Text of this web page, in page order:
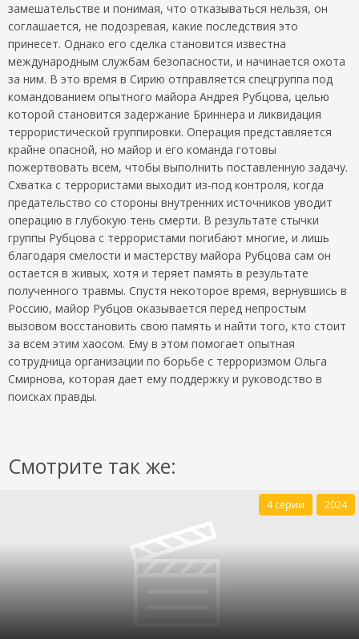
замешательстве и понимая, что отказываться нельзя, он
соглашается, не подозревая, какие последствия это
принесет. Однако его сделка становится известна
международным службам безопасности, и начинается охота
за ним. В это время в Сирию отправляется спецгруппа под
командованием опытного майора Андрея Рубцова, целью
которой становится задержание Бриннера и ликвидация
террористической группировки. Операция представляется
крайне опасной, но майор и его команда готовы
пожертвовать всем, чтобы выполнить поставленную задачу.
Схватка с террористами выходит из-под контроля, когда
предательство со стороны внутренних источников уводит
операцию в глубокую тень смерти. В результате стычки
группы Рубцова с террористами погибают многие, и лишь
благодаря смелости и мастерству майора Рубцова сам он
остается в живых, хотя и теряет память в результате
полученного травмы. Спустя некоторое время, вернувшись в
Россию, майор Рубцов оказывается перед непростым
вызовом восстановить свою память и найти того, кто стоит
за всем этим хаосом. Ему в этом помогает опытная
сотрудница организации по борьбе с терроризмом Ольга
Смирнова, которая дает ему поддержку и руководство в
поисках правды.
Смотрите так же:
4 серии 2024